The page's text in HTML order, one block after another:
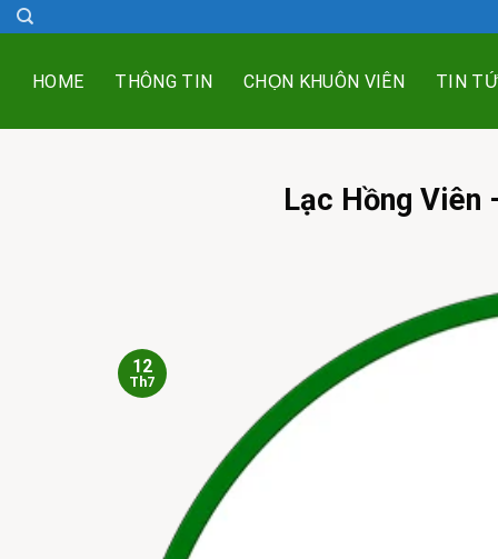
Skip
to
HOME THÔNG TIN CHỌN KHUÔN VIÊN TIN
Lạc Hồng Viên
12
Th7